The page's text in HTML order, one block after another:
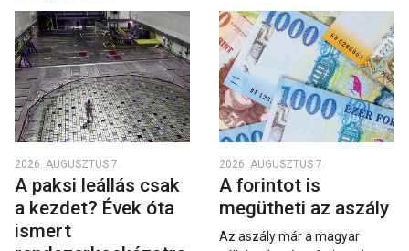
2026. AUGUSZTUS 7.
A paksi leállás csak
a kezdet? Évek óta
ismert
2026. AUGUSZTUS 7.
A forintot is
megütheti az aszály
Az aszály már a magyar